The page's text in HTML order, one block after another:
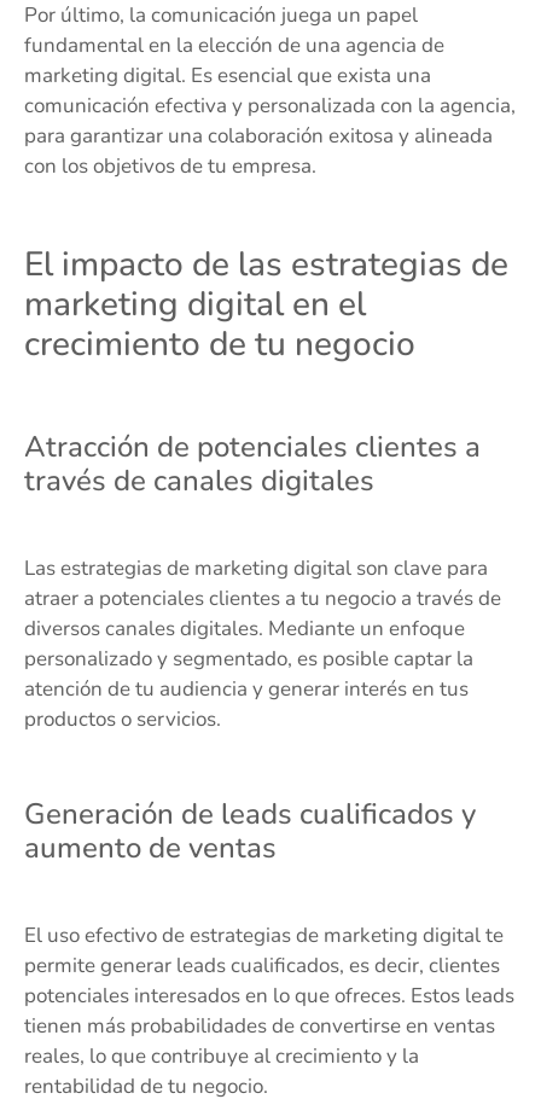
Por último, la comunicación juega un papel
fundamental en la elección de una agencia de
marketing digital. Es esencial que exista una
comunicación efectiva y personalizada con la agencia,
para garantizar una colaboración exitosa y alineada
con los objetivos de tu empresa.
El impacto de las estrategias de
marketing digital en el
crecimiento de tu negocio
Atracción de potenciales clientes a
través de canales digitales
Las estrategias de marketing digital son clave para
atraer a potenciales clientes a tu negocio a través de
diversos canales digitales. Mediante un enfoque
personalizado y segmentado, es posible captar la
atención de tu audiencia y generar interés en tus
productos o servicios.
Generación de leads cualificados y
aumento de ventas
El uso efectivo de estrategias de marketing digital te
permite generar leads cualificados, es decir, clientes
potenciales interesados en lo que ofreces. Estos leads
tienen más probabilidades de convertirse en ventas
reales, lo que contribuye al crecimiento y la
rentabilidad de tu negocio.